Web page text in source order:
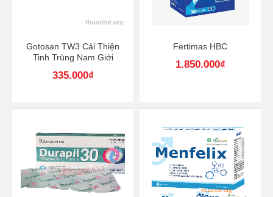
Gotosan TW3 Cải Thiện
Tinh Trùng Nam Giới
335.000₫
Fertimas HBC
1.850.000₫